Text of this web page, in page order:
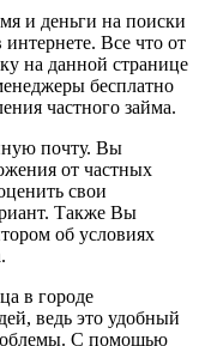
и деньги на поиски
Все что от
на данной странице
бесплатно
частного займа.
почту. Вы
от частных
свои
Также Вы
об условиях
в городе
ведь это удобный
С помощью